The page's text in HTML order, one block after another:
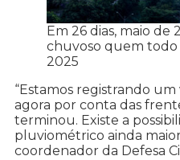
Em 26 dias, maio de
chuvoso quem todo
2025
“Estamos registrando
agora por conta das
terminou. Existe a
pluviométrico ainda
coordenador da Defesa